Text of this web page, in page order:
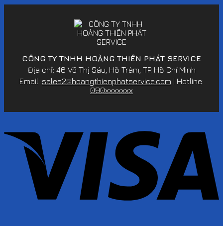
CÔNG TY TNHH HOÀNG THIÊN PHÁT SERVICE
Địa chỉ: 46 Võ Thị Sáu, Hồ Tràm, TP. Hồ Chí Minh
Email: sales2@hoangthienphatservice.com | Hotline:
090xxxxxxx